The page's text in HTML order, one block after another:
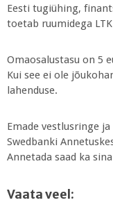
Eesti tugiühing,
toetab ruumidega
Omaosalustasu on 5
Kui see ei ole
lahenduse.
Emade vestlusringe
Swedbanki
Annetada saad ka
Vaata veel: